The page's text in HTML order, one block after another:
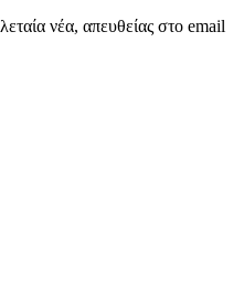
νέα, απευθείας στο email